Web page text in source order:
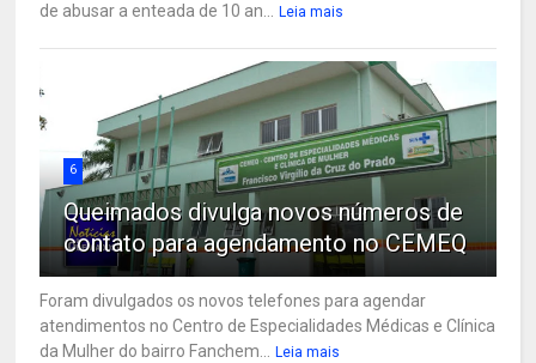
de abusar a enteada de 10 an... Leia mais
6
Queimados divulga novos números de
contato para agendamento no CEMEQ
Foram divulgados os novos telefones para agendar
atendimentos no Centro de Especialidades Médicas e Clínica
da Mulher do bairro Fanchem... Leia mais